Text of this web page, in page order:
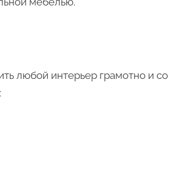
любой интерьер грамотно и со